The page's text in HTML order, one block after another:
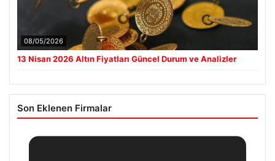
08/05/2026
13 Nisan 2026 Altın Fiyatları Güncel Durum ve Analizler
Son Eklenen Firmalar